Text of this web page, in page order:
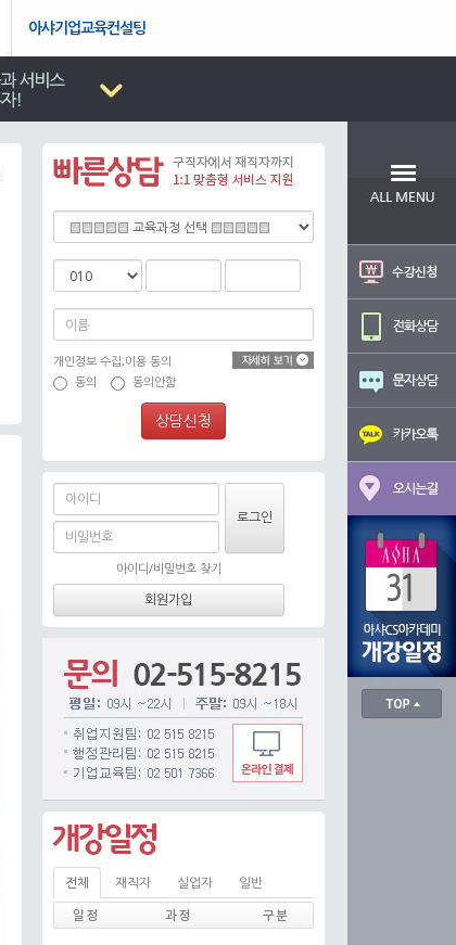
아샤기업교육컨설팅
개인정보 수집,이용 동의
동의
동의안함
아이디/비밀번호 찾기
전체 재직자 실업자 일반